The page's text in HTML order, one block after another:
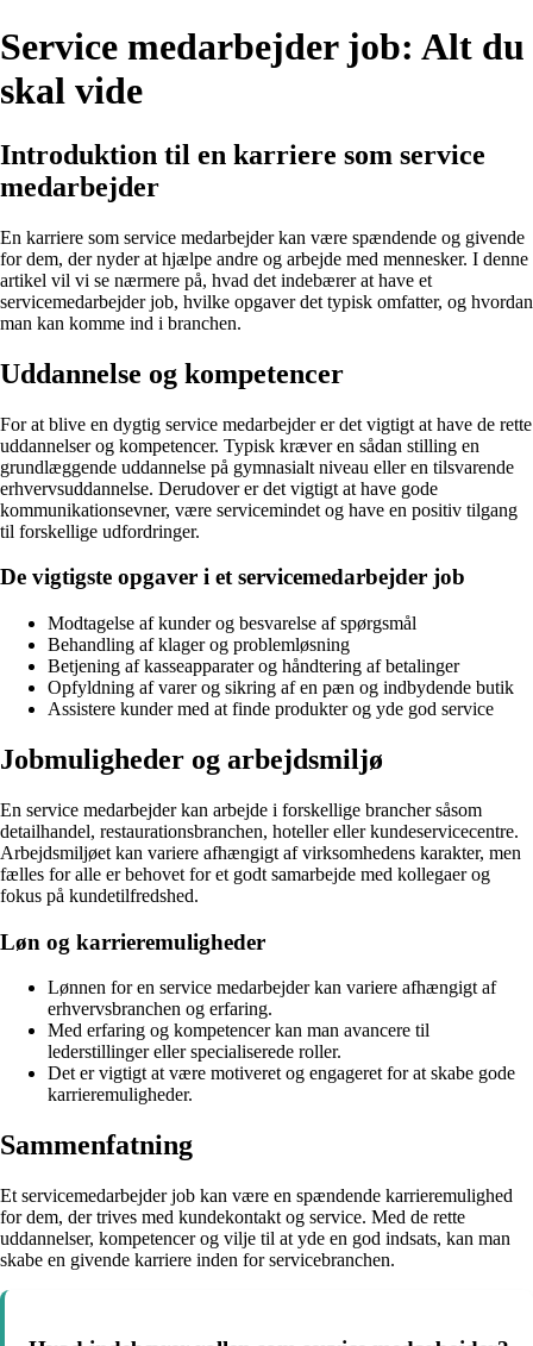
Service medarbejder job: Alt du
skal vide
Introduktion til en karriere som service
medarbejder
En karriere som service medarbejder kan være spændende og givende
for dem, der nyder at hjælpe andre og arbejde med mennesker. I denne
artikel vil vi se nærmere på, hvad det indebærer at have et
servicemedarbejder job, hvilke opgaver det typisk omfatter, og hvordan
man kan komme ind i branchen.
Uddannelse og kompetencer
For at blive en dygtig service medarbejder er det vigtigt at have de rette
uddannelser og kompetencer. Typisk kræver en sådan stilling en
grundlæggende uddannelse på gymnasialt niveau eller en tilsvarende
erhvervsuddannelse. Derudover er det vigtigt at have gode
kommunikationsevner, være servicemindet og have en positiv tilgang
til forskellige udfordringer.
De vigtigste opgaver i et servicemedarbejder job
Modtagelse af kunder og besvarelse af spørgsmål
Behandling af klager og problemløsning
Betjening af kasseapparater og håndtering af betalinger
Opfyldning af varer og sikring af en pæn og indbydende butik
Assistere kunder med at finde produkter og yde god service
Jobmuligheder og arbejdsmiljø
En service medarbejder kan arbejde i forskellige brancher såsom
detailhandel, restaurationsbranchen, hoteller eller kundeservicecentre.
Arbejdsmiljøet kan variere afhængigt af virksomhedens karakter, men
fælles for alle er behovet for et godt samarbejde med kollegaer og
fokus på kundetilfredshed.
Løn og karrieremuligheder
Lønnen for en service medarbejder kan variere afhængigt af
erhvervsbranchen og erfaring.
Med erfaring og kompetencer kan man avancere til
lederstillinger eller specialiserede roller.
Det er vigtigt at være motiveret og engageret for at skabe gode
karrieremuligheder.
Sammenfatning
Et servicemedarbejder job kan være en spændende karrieremulighed
for dem, der trives med kundekontakt og service. Med de rette
uddannelser, kompetencer og vilje til at yde en god indsats, kan man
skabe en givende karriere inden for servicebranchen.